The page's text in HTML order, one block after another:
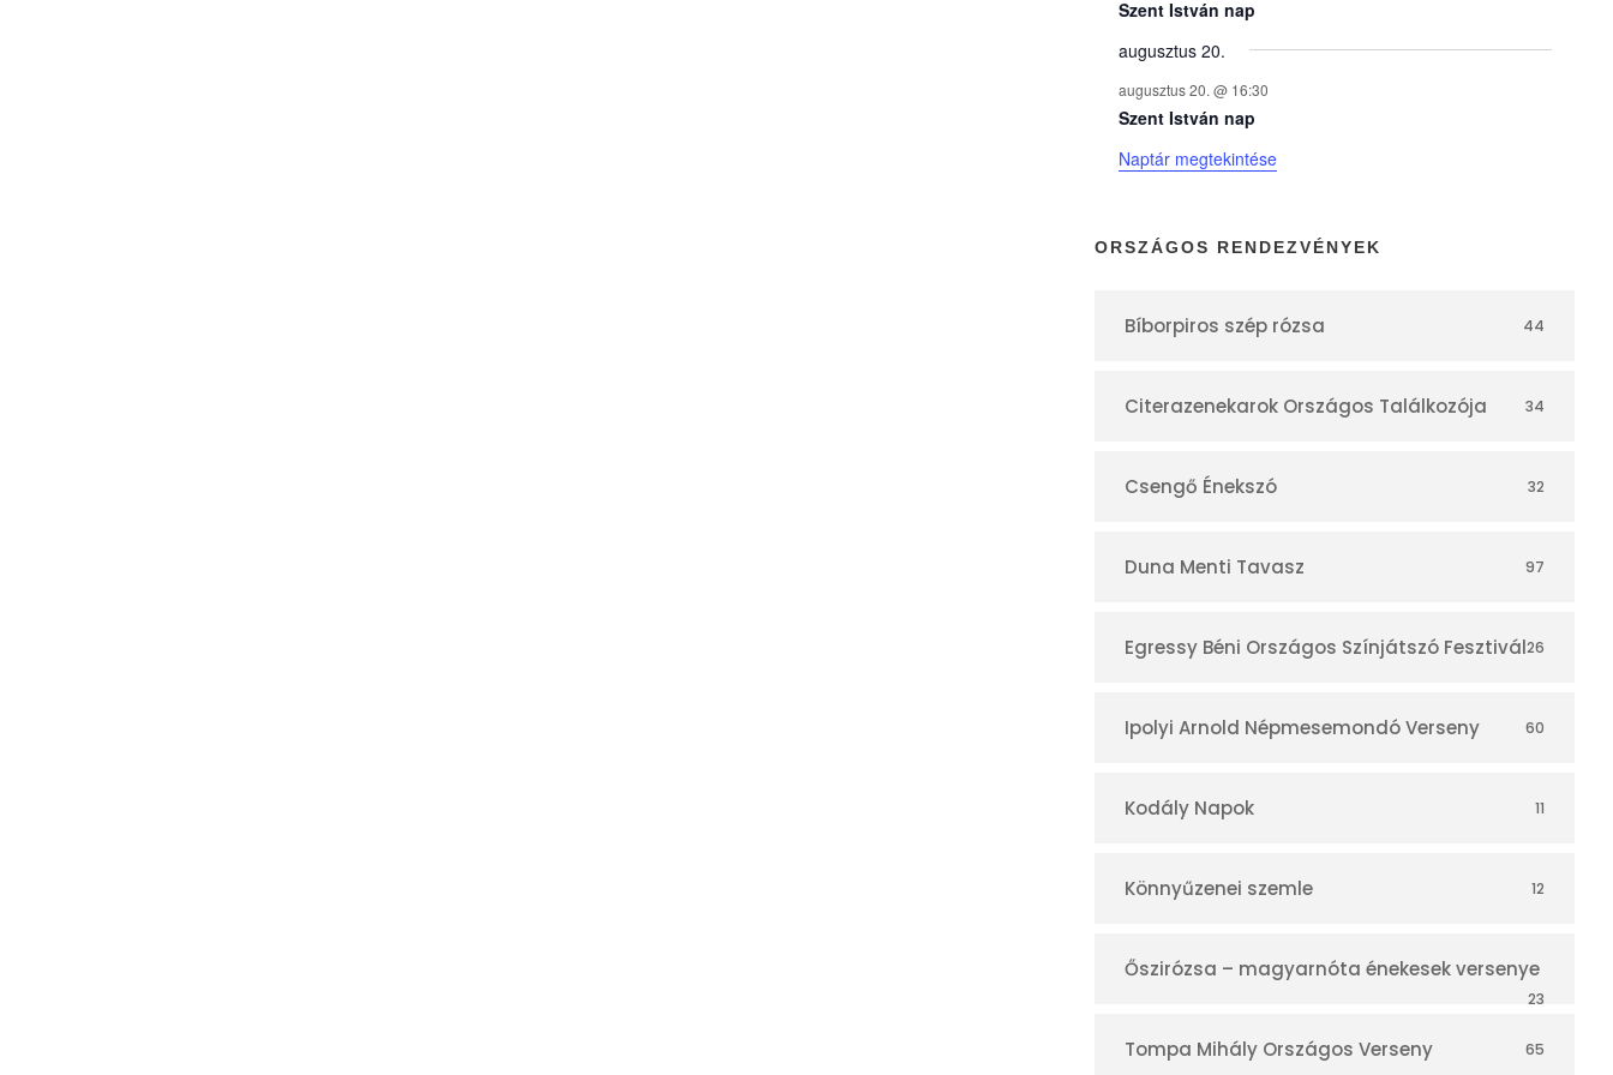
y
e
k
n
a
á
r
Szent István nap
augusztus 20.
augusztus 20. @ 16:30
Szent István nap
Naptár megtekintése
ORSZÁGOS RENDEZVÉNYEK
Bíborpiros szép rózsa 44
Citerazenekarok Országos Találkozója 34
Csengő Énekszó 32
Duna Menti Tavasz 97
Egressy Béni Országos Színjátszó Fesztivál26
Ipolyi Arnold Népmesemondó Verseny 60
Kodály Napok 11
Könnyűzenei szemle 12
Őszirózsa – magyarnóta énekesek versenye
23
Tompa Mihály Országos Verseny 65